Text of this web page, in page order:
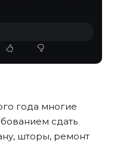
года многие
сдать
шторы, ремонт